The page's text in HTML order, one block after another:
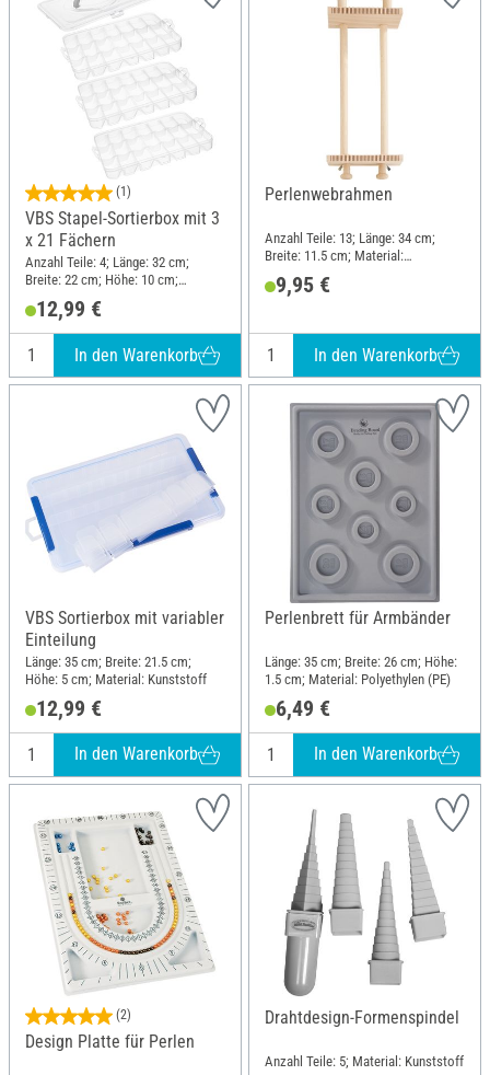
(1)
VBS Stapel-Sortierbox mit 3
x 21 Fächern
Anzahl Teile: 4; Länge: 32 cm;
Breite: 22 cm; Höhe: 10 cm;
12,99 €
In den Warenkorb
Perlenwebrahmen
Anzahl Teile: 13; Länge: 34 cm;
Breite: 11.5 cm; Material:
9,95 €
In den Warenkorb
VBS Sortierbox mit variabler
Einteilung
Länge: 35 cm; Breite: 21.5 cm;
Höhe: 5 cm; Material: Kunststoff
12,99 €
In den Warenkorb
Perlenbrett für Armbänder
Länge: 35 cm; Breite: 26 cm; Höhe:
1.5 cm; Material: Polyethylen (PE)
6,49 €
In den Warenkorb
(2)
Design Platte für Perlen
Drahtdesign-Formenspindel
Anzahl Teile: 5; Material: Kunststoff